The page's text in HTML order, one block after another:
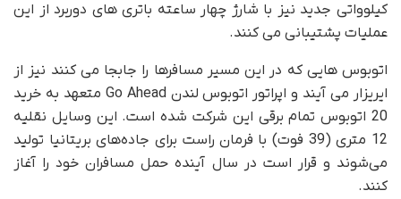
کیلوواتی جدید نیز با شارژ چهار ساعته باتری های دوربرد از این
عملیات پشتیبانی می کنند.
اتوبوس هایی که در این مسیر مسافرها را جابجا می کنند نیز از
ایریزار می آیند و اپراتور اتوبوس لندن Go Ahead متعهد به خرید
20 اتوبوس تمام برقی این شرکت شده است. این وسایل نقلیه
12 متری (39 فوت) با فرمان راست برای جاده‌های بریتانیا تولید
می‌شوند و قرار است در سال آینده حمل مسافران خود را آغاز
کنند.